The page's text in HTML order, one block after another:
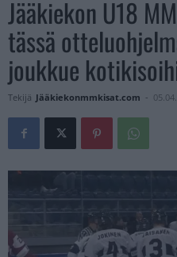
Jääkiekon U18
tässä
joukkue
Tekijä Jääkiekonmmkisat.com -